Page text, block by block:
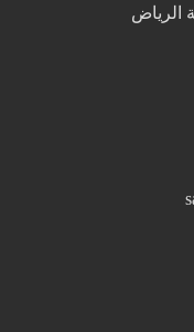
الرياض